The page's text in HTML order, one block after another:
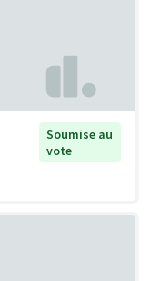
Soumise au
vote